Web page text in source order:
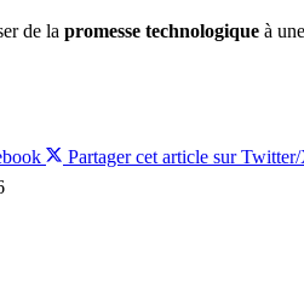
de la promesse technologique à une
Partager cet article sur